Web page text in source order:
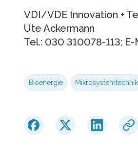
VDI/VDE Innovation +
Ute Ackermann
Tel.: 030 310078-113;
Bioenergie Mikrosystemtechnik